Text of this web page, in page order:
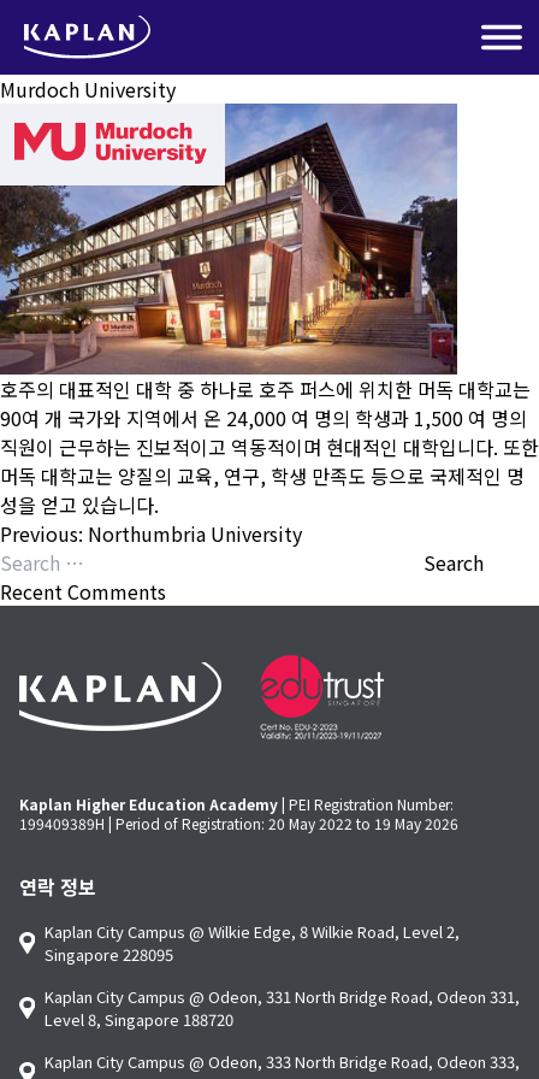
Murdoch University
호주의 대표적인 대학 중 하나로 호주 퍼스에 위치한 머독 대학교는
90여 개 국가와 지역에서 온 24,000 여 명의 학생과 1,500 여 명의
직원이 근무하는 진보적이고 역동적이며 현대적인 대학입니다. 또한
머독 대학교는 양질의 교육, 연구, 학생 만족도 등으로 국제적인 명
성을 얻고 있습니다.
Post
navigation
Previous: Northumbria University
Search
for:
Recent Comments
Kaplan Higher Education Academy| PEI Registration Number:
199409389H | Period of Registration: 20 May 2022 to 19 May 2026
연락 정보
Kaplan City Campus @ Wilkie Edge, 8 Wilkie Road, Level 2,
Singapore 228095
Kaplan City Campus @ Odeon, 331 North Bridge Road, Odeon 331,
Level 8, Singapore 188720
Kaplan City Campus @ Odeon, 333 North Bridge Road, Odeon 333,